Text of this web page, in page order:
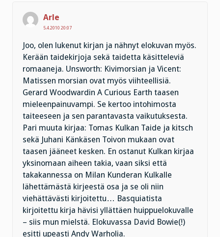
Arle
5.4.2010 20:07
Joo, olen lukenut kirjan ja nähnyt elokuvan myös.
Kerään taidekirjoja sekä taidetta käsitteleviä
romaaneja. Unsworth: Kivimorsian ja Vicent:
Matissen morsian ovat myös viihteellisiä.
Gerard Woodwardin A Curious Earth taasen
mieleenpainuvampi. Se kertoo intohimosta
taiteeseen ja sen parantavasta vaikutuksesta.
Pari muuta kirjaa: Tomas Kulkan Taide ja kitsch
sekä Juhani Känkäsen Toivon mukaan ovat
taasen jääneet kesken. En ostanut Kulkan kirjaa
yksinomaan aiheen takia, vaan siksi että
takakannessa on Milan Kunderan Kulkalle
lähettämästä kirjeestä osa ja se oli niin
viehättävästi kirjoitettu… Basquiatista
kirjoitettu kirja hävisi yllättäen huippuelokuvalle
– siis mun mielstä. Elokuvassa David Bowie(!)
esitti upeasti Andy Warholia.